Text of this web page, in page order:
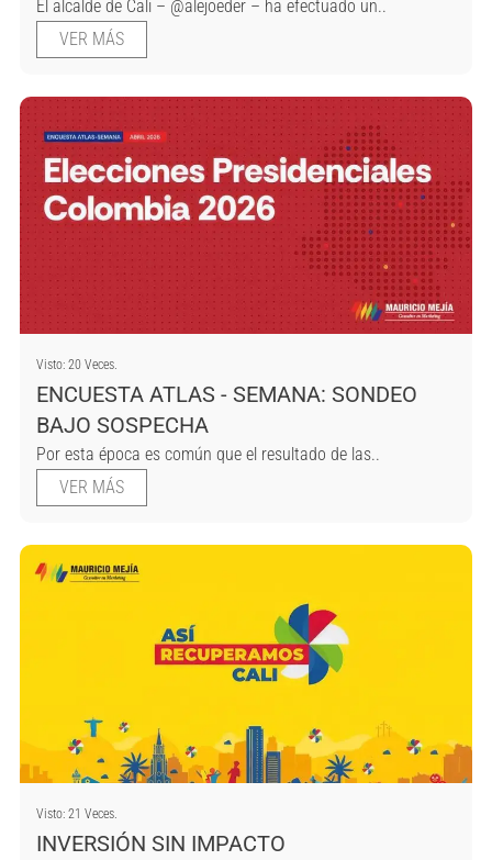
El alcalde de Cali – @alejoeder – ha efectuado un..
VER MÁS
Visto: 20 Veces.
ENCUESTA ATLAS - SEMANA: SONDEO
BAJO SOSPECHA
Por esta época es común que el resultado de las..
VER MÁS
Visto: 21 Veces.
INVERSIÓN SIN IMPACTO